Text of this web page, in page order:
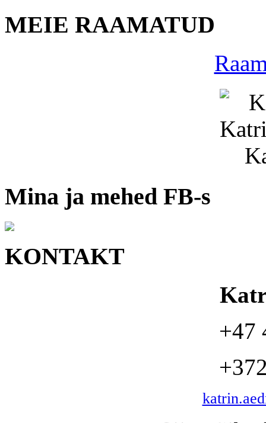
MEIE RAAMATUD
Mina ja mehed FB-s
KONTAKT
+47